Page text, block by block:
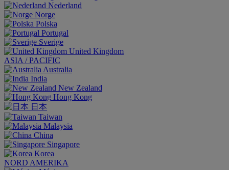
Nederland
Norge
Polska
Portugal
Sverige
United Kingdom
ASIA / PACIFIC
Australia
India
New Zealand
Hong Kong
日本
Taiwan
Malaysia
China
Singapore
Korea
NORD AMERIKA